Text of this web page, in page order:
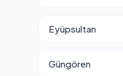
Eyüpsultan
Güngören